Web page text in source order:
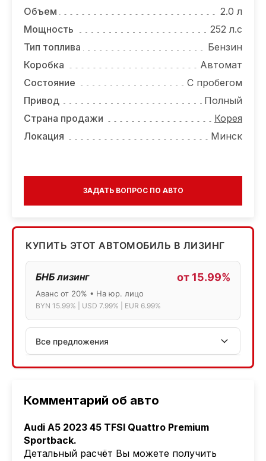
КОНТАКТЫ
Комментарий об авто
Audi A5 2023 45 TFSI Quattro Premium
Sportback.
Детальный расчёт Вы можете получить
Объем
2.0 л
Мощность
252 л.с
Тип топлива
Бензин
Коробка
Автомат
Состояние
С пробегом
Привод
Полный
Страна продажи
Корея
Локация
Минск
ЗАДАТЬ ВОПРОС ПО АВТО
КУПИТЬ ЭТОТ АВТОМОБИЛЬ В ЛИЗИНГ
БНБ лизинг от 15.99%
Аванс от 20% • На юр. лицо
BYN 15.99% | USD 7.99% | EUR 6.99%
Все предложения
АСБ лизинг
Лизинг: BYN 17% | USD 7.99% | EUR 6.99%
Также доступен кредит "Проще простого" 18.9%